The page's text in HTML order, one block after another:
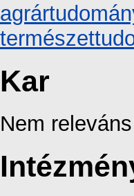
Kar
Nem releváns